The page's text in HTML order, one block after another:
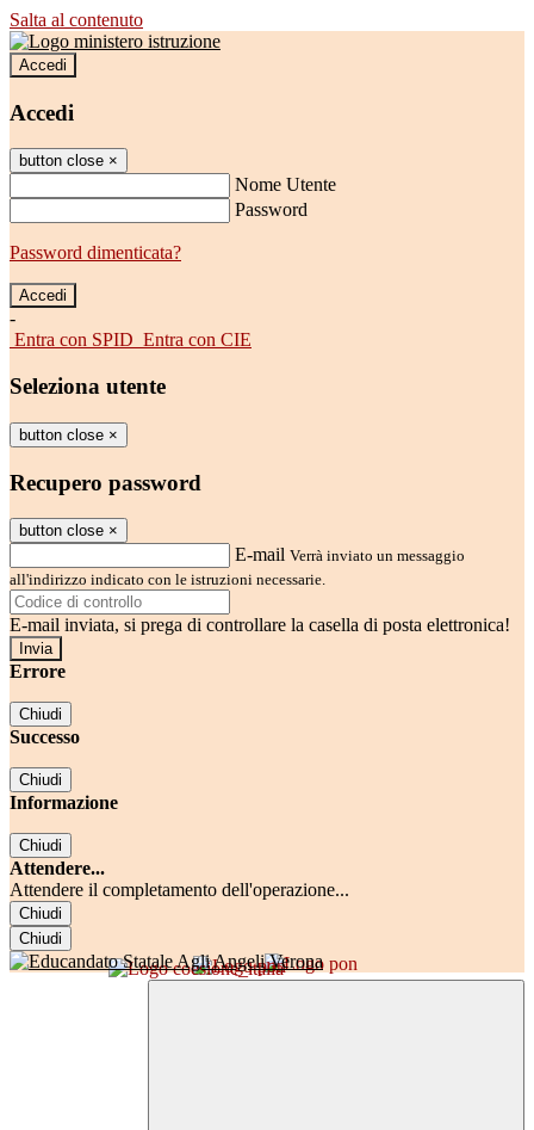
Salta al contenuto
Accedi
Accedi
button close ×
Nome Utente
Password
Password dimenticata?
-
Entra con SPID Entra con CIE
Seleziona utente
button close ×
Recupero password
button close ×
E-mail Verrà inviato un messaggio
all'indirizzo indicato con le istruzioni necessarie.
E-mail inviata, si prega di controllare la casella di posta elettronica!
Errore
Chiudi
Successo
Chiudi
Informazione
Chiudi
Attendere...
Attendere il completamento dell'operazione...
Chiudi
Chiudi